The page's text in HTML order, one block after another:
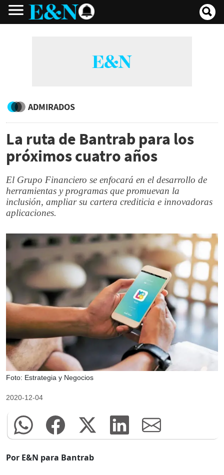
ADMIRADOS
La ruta de Bantrab para los
próximos cuatro años
El Grupo Financiero se enfocará en el desarrollo de
herramientas y programas que promuevan la
inclusión, ampliar su cartera crediticia e innovadoras
aplicaciones.
Foto: Estrategia y Negocios
2020-12-04
Por E&N para Bantrab